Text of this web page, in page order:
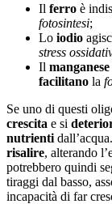
Il ferro è
fotosintesi;
Lo iodio
stress
Il manganese
facilitano la
Se uno di questi
crescita e si
nutrienti
risalire, alterando
potrebbero quindi
tiraggi dal basso,
incapacità di far